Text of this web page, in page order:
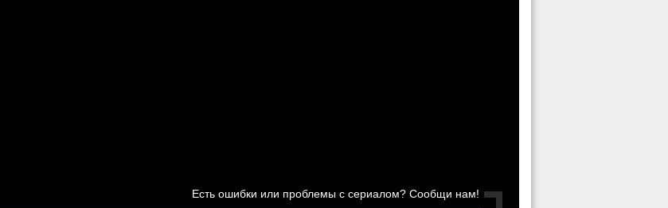
Есть ошибки или проблемы с сериалом? Сообщи нам!